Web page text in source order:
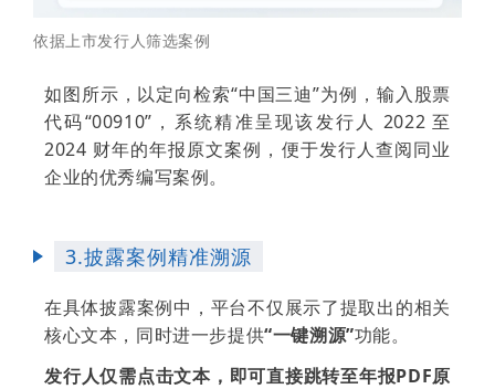
依据上市发行人筛选案例
如图所示，以定向检索“中国三迪”为例，输入股票
代码“00910”，系统精准呈现该发行人 2022 至
2024 财年的年报原文案例，便于发行人查阅同业
企业的优秀编写案例。
3.披露案例精准溯源
在具体披露案例中，平台不仅展示了提取出的相关
核心文本，同时进一步提供“一键溯源”功能。
发行人仅需点击文本，即可直接跳转至年报PDF原